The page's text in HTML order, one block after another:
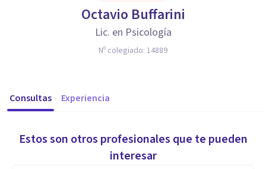
Octavio Buffarini
Lic. en Psicología
Nº colegiado: 14889
Consultas Experiencia
Estos son otros profesionales que te pueden
interesar